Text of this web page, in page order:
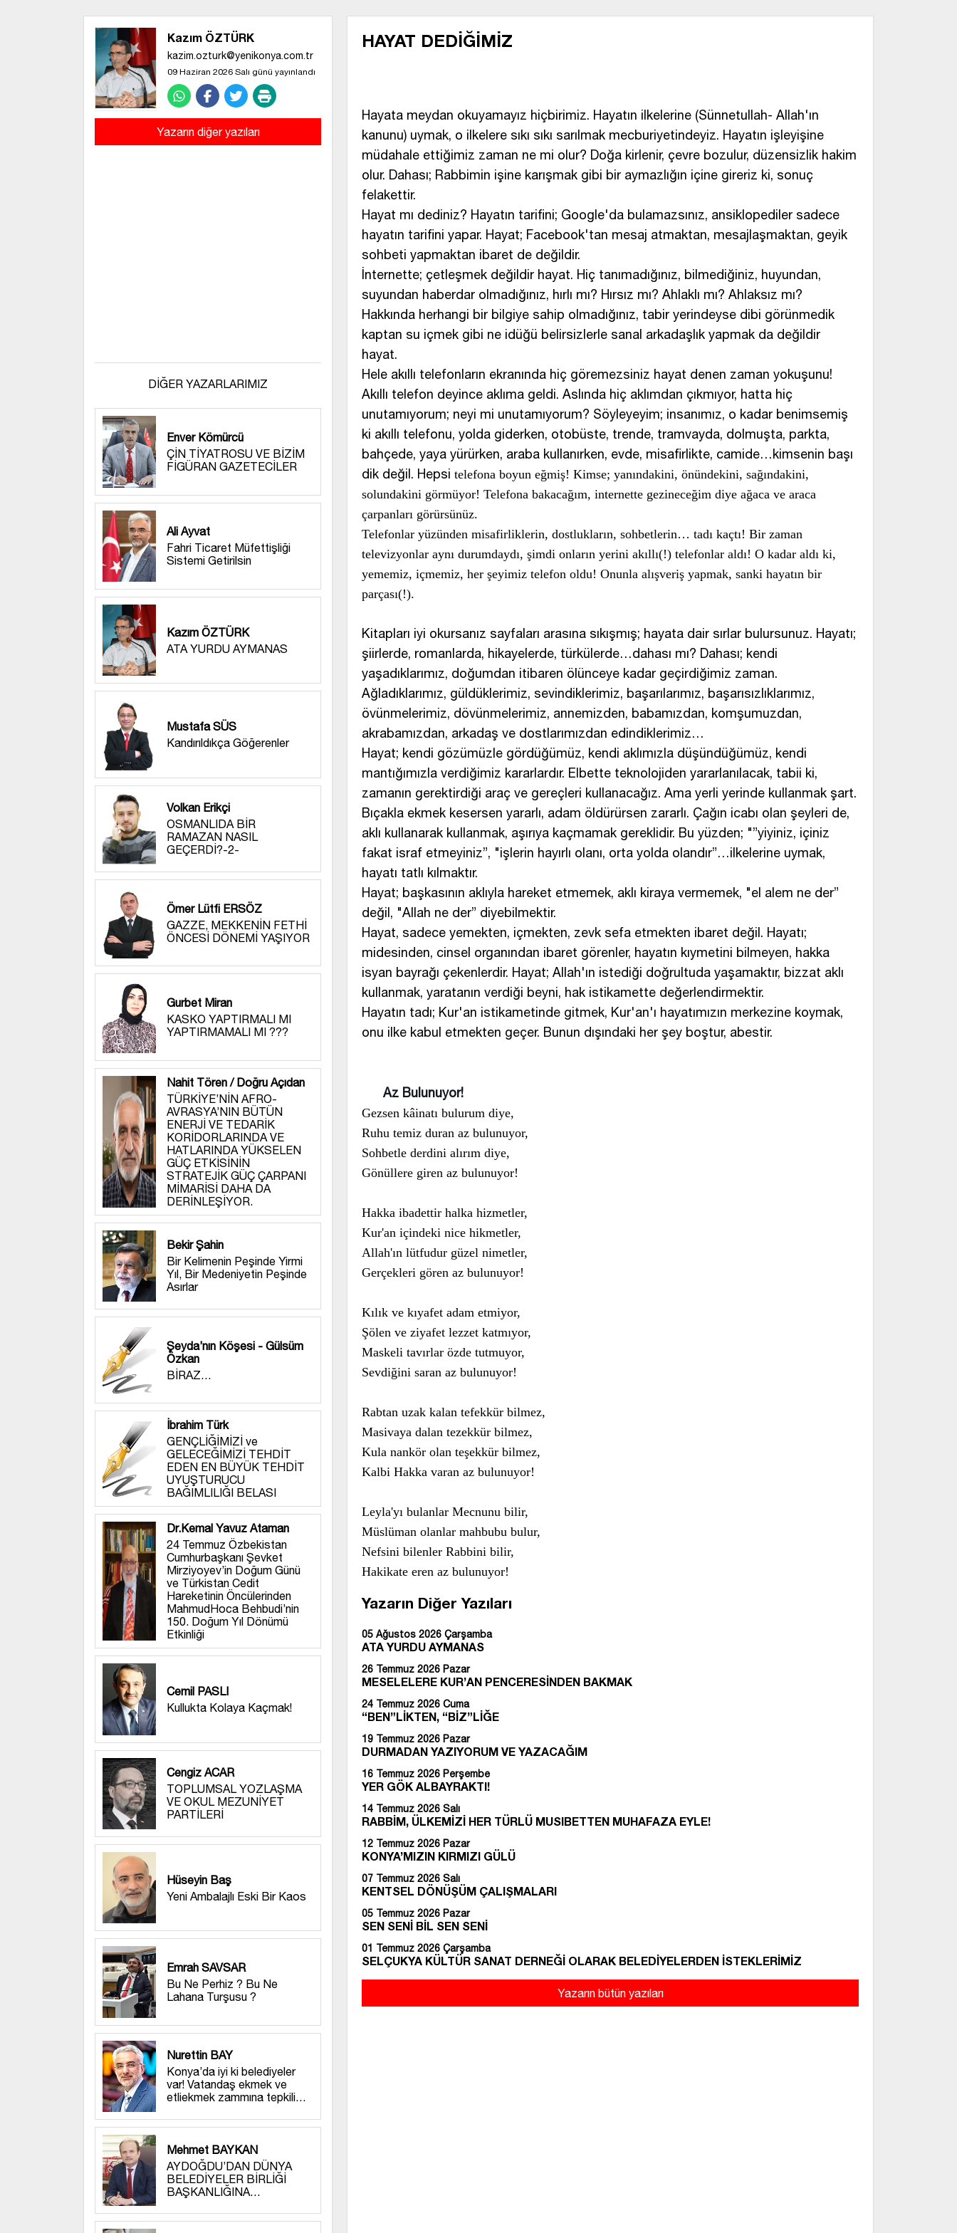
Kazım ÖZTÜRK
kazim.ozturk@yenikonya.com.tr
09 Haziran 2026 Salı günü yayınlandı
Yazarın diğer yazıları
DİĞER YAZARLARIMIZ
Enver Kömürcü
ÇİN TİYATROSU VE BİZİM
FİGÜRAN GAZETECİLER
Ali Ayvat
Fahri Ticaret Müfettişliği
Sistemi Getirilsin
Kazım ÖZTÜRK
ATA YURDU AYMANAS
Mustafa SÜS
Kandırıldıkça Göğerenler
Volkan Erikçi
OSMANLIDA BİR
RAMAZAN NASIL
GEÇERDİ?-2-
Ömer Lütfi ERSÖZ
GAZZE, MEKKENİN FETHİ
ÖNCESİ DÖNEMİ YAŞIYOR
Gurbet Miran
KASKO YAPTIRMALI MI
YAPTIRMAMALI MI ???
Nahit Tören / Doğru Açıdan
TÜRKİYE’NİN AFRO-
AVRASYA’NIN BÜTÜN
ENERJİ VE TEDARİK
KORİDORLARINDA VE
HATLARINDA YÜKSELEN
GÜÇ ETKİSİNİN
STRATEJİK GÜÇ ÇARPANI
MİMARİSİ DAHA DA
DERİNLEŞİYOR.
Bekir Şahin
Bir Kelimenin Peşinde Yirmi
Yıl, Bir Medeniyetin Peşinde
Asırlar
Şeyda’nın Köşesi - Gülsüm
Özkan
BİRAZ…
İbrahim Türk
GENÇLİĞİMİZİ ve
GELECEĞİMİZİ TEHDİT
EDEN EN BÜYÜK TEHDİT
UYUŞTURUCU
BAĞIMLILIĞI BELASI
Dr.Kemal Yavuz Ataman
24 Temmuz Özbekistan
Cumhurbaşkanı Şevket
Mirziyoyev’in Doğum Günü
ve Türkistan Cedit
Hareketinin Öncülerinden
MahmudHoca Behbudi’nin
150. Doğum Yıl Dönümü
Etkinliği
Cemil PASLI
Kullukta Kolaya Kaçmak!
Cengiz ACAR
TOPLUMSAL YOZLAŞMA
VE OKUL MEZUNİYET
PARTİLERİ
Hüseyin Baş
Yeni Ambalajlı Eski Bir Kaos
Emrah SAVSAR
Bu Ne Perhiz ? Bu Ne
Lahana Turşusu ?
Nurettin BAY
Konya’da iyi ki belediyeler
var! Vatandaş ekmek ve
etliekmek zammına tepkili…
Mehmet BAYKAN
AYDOĞDU’DAN DÜNYA
BELEDİYELER BİRLİĞİ
BAŞKANLIĞINA…
HAYAT DEDİĞİMİZ
Hayata meydan okuyamayız hiçbirimiz. Hayatın ilkelerine (Sünnetullah- Allah'ın
kanunu) uymak, o ilkelere sıkı sıkı sarılmak mecburiyetindeyiz. Hayatın işleyişine
müdahale ettiğimiz zaman ne mi olur? Doğa kirlenir, çevre bozulur, düzensizlik hakim
olur. Dahası; Rabbimin işine karışmak gibi bir aymazlığın içine gireriz ki, sonuç
felakettir.
Hayat mı dediniz? Hayatın tarifini; Google'da bulamazsınız, ansiklopediler sadece
hayatın tarifini yapar. Hayat; Facebook'tan mesaj atmaktan, mesajlaşmaktan, geyik
sohbeti yapmaktan ibaret de değildir.
İnternette; çetleşmek değildir hayat. Hiç tanımadığınız, bilmediğiniz, huyundan,
suyundan haberdar olmadığınız, hırlı mı? Hırsız mı? Ahlaklı mı? Ahlaksız mı?
Hakkında herhangi bir bilgiye sahip olmadığınız, tabir yerindeyse dibi görünmedik
kaptan su içmek gibi ne idüğü belirsizlerle sanal arkadaşlık yapmak da değildir
hayat.
Hele akıllı telefonların ekranında hiç göremezsiniz hayat denen zaman yokuşunu!
Akıllı telefon deyince aklıma geldi. Aslında hiç aklımdan çıkmıyor, hatta hiç
unutamıyorum; neyi mi unutamıyorum? Söyleyeyim; insanımız, o kadar benimsemiş
ki akıllı telefonu, yolda giderken, otobüste, trende, tramvayda, dolmuşta, parkta,
bahçede, yaya yürürken, araba kullanırken, evde, misafirlikte, camide…kimsenin başı
dik değil. Hepsi telefona boyun eğmiş! Kimse; yanındakini, önündekini, sağındakini,
solundakini görmüyor! Telefona bakacağım, internette gezineceğim diye ağaca ve araca
çarpanları görürsünüz.
Telefonlar yüzünden misafirliklerin, dostlukların, sohbetlerin… tadı kaçtı! Bir zaman
televizyonlar aynı durumdaydı, şimdi onların yerini akıllı(!) telefonlar aldı! O kadar aldı ki,
yememiz, içmemiz, her şeyimiz telefon oldu! Onunla alışveriş yapmak, sanki hayatın bir
parçası(!).
Kitapları iyi okursanız sayfaları arasına sıkışmış; hayata dair sırlar bulursunuz. Hayatı;
şiirlerde, romanlarda, hikayelerde, türkülerde…dahası mı? Dahası; kendi
yaşadıklarımız, doğumdan itibaren ölünceye kadar geçirdiğimiz zaman.
Ağladıklarımız, güldüklerimiz, sevindiklerimiz, başarılarımız, başarısızlıklarımız,
övünmelerimiz, dövünmelerimiz, annemizden, babamızdan, komşumuzdan,
akrabamızdan, arkadaş ve dostlarımızdan edindiklerimiz…
Hayat; kendi gözümüzle gördüğümüz, kendi aklımızla düşündüğümüz, kendi
mantığımızla verdiğimiz kararlardır. Elbette teknolojiden yararlanılacak, tabii ki,
zamanın gerektirdiği araç ve gereçleri kullanacağız. Ama yerli yerinde kullanmak şart.
Bıçakla ekmek kesersen yararlı, adam öldürürsen zararlı. Çağın icabı olan şeyleri de,
aklı kullanarak kullanmak, aşırıya kaçmamak gereklidir. Bu yüzden; "”yiyiniz, içiniz
fakat israf etmeyiniz”, "işlerin hayırlı olanı, orta yolda olandır”…ilkelerine uymak,
hayatı tatlı kılmaktır.
Hayat; başkasının aklıyla hareket etmemek, aklı kiraya vermemek, "el alem ne der”
değil, "Allah ne der” diyebilmektir.
Hayat, sadece yemekten, içmekten, zevk sefa etmekten ibaret değil. Hayatı;
midesinden, cinsel organından ibaret görenler, hayatın kıymetini bilmeyen, hakka
isyan bayrağı çekenlerdir. Hayat; Allah'ın istediği doğrultuda yaşamaktır, bizzat aklı
kullanmak, yaratanın verdiği beyni, hak istikamette değerlendirmektir.
Hayatın tadı; Kur'an istikametinde gitmek, Kur'an'ı hayatımızın merkezine koymak,
onu ilke kabul etmekten geçer. Bunun dışındaki her şey boştur, abestir.
Az Bulunuyor!
Gezsen kâinatı bulurum diye,
Ruhu temiz duran az bulunuyor,
Sohbetle derdini alırım diye,
Gönüllere giren az bulunuyor!
Hakka ibadettir halka hizmetler,
Kur'an içindeki nice hikmetler,
Allah'ın lütfudur güzel nimetler,
Gerçekleri gören az bulunuyor!
Kılık ve kıyafet adam etmiyor,
Şölen ve ziyafet lezzet katmıyor,
Maskeli tavırlar özde tutmuyor,
Sevdiğini saran az bulunuyor!
Rabtan uzak kalan tefekkür bilmez,
Masivaya dalan tezekkür bilmez,
Kula nankör olan teşekkür bilmez,
Kalbi Hakka varan az bulunuyor!
Leyla'yı bulanlar Mecnunu bilir,
Müslüman olanlar mahbubu bulur,
Nefsini bilenler Rabbini bilir,
Hakikate eren az bulunuyor!
Yazarın Diğer Yazıları
05 Ağustos 2026 Çarşamba
ATA YURDU AYMANAS
26 Temmuz 2026 Pazar
MESELELERE KUR’AN PENCERESİNDEN BAKMAK
24 Temmuz 2026 Cuma
“BEN”LİKTEN, “BİZ”LİĞE
19 Temmuz 2026 Pazar
DURMADAN YAZIYORUM VE YAZACAĞIM
16 Temmuz 2026 Perşembe
YER GÖK ALBAYRAKTI!
14 Temmuz 2026 Salı
RABBİM, ÜLKEMİZİ HER TÜRLÜ MUSIBETTEN MUHAFAZA EYLE!
12 Temmuz 2026 Pazar
KONYA’MIZIN KIRMIZI GÜLÜ
07 Temmuz 2026 Salı
KENTSEL DÖNÜŞÜM ÇALIŞMALARI
05 Temmuz 2026 Pazar
SEN SENİ BİL SEN SENİ
01 Temmuz 2026 Çarşamba
SELÇUKYA KÜLTÜR SANAT DERNEĞİ OLARAK BELEDİYELERDEN İSTEKLERİMİZ
Yazarın bütün yazıları